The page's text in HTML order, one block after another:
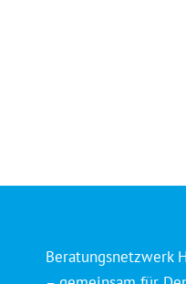
Beratungsnetzwerk